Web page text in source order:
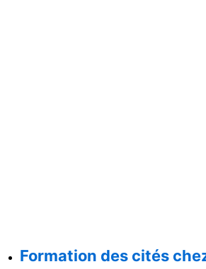
Formation des cités